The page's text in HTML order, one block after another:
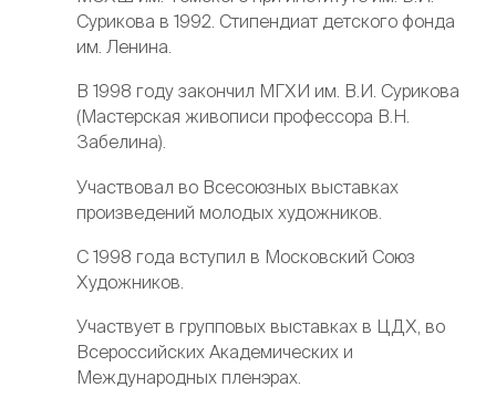
Сурикова в 1992. Стипендиат детского фонда
им. Ленина.
В 1998 году закончил МГХИ им. В.И. Сурикова
(Мастерская живописи профессора В.Н.
Забелина).
Участвовал во Всесоюзных выставках
произведений молодых художников.
С 1998 года вступил в Московский Союз
Художников.
Участвует в групповых выставках в ЦДХ, во
Всероссийских Академических и
Международных пленэрах.